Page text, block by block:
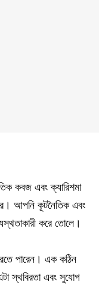
কবজ এবং ক্যারিশমা
আপনি কূটনৈতিক এবং
করে তোলে।
পারেন। এক কঠিন
স্থবিরতা এবং সুযোগ